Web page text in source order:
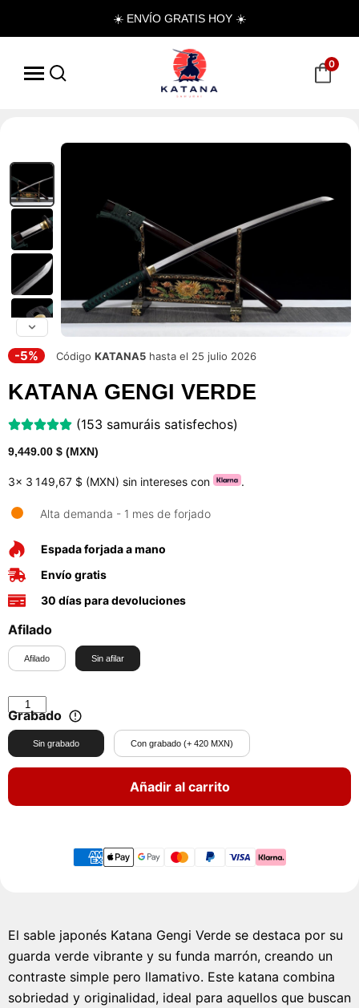
☀️ ENVÍO GRATIS HOY ☀️
0
-5% Código KATANA5 hasta el 25 julio 2026
KATANA GENGI VERDE
(153 samuráis satisfechos)
9,449.00 $ (MXN)
3x 3 149,67 $ (MXN) sin intereses con .
Alta demanda - 1 mes de forjado
Espada forjada a mano
Envío gratis
30 días para devoluciones
Afilado
Afilado Sin afilar
Grabado
Sin grabado Con grabado (+ 420 MXN)
Añadir al carrito
El sable japonés Katana Gengi Verde se destaca por su
guarda verde vibrante y su funda marrón, creando un
contraste simple pero llamativo. Este katana combina
sobriedad y originalidad, ideal para aquellos que buscan